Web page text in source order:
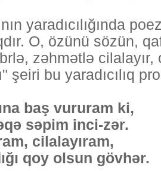
yaradıcılığında
O, özünü sözün,
zəhmətlə
şeiri bu yaradıcılıq
baş vururam ki,
səpim inci-zər.
cilalayıram,
qoy olsun gövhər.